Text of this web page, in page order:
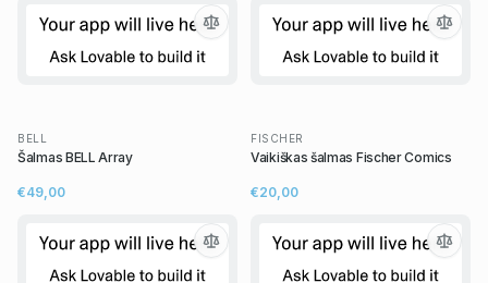
BELL
Šalmas BELL Array
€49,00
FISCHER
Vaikiškas šalmas Fischer Comics
€20,00